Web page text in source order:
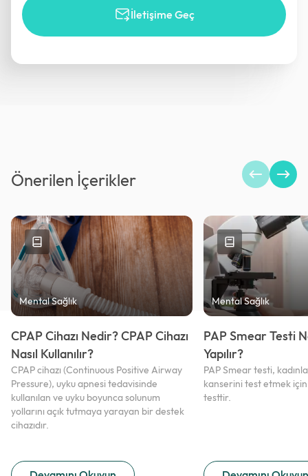
İletişime Geç
Önerilen İçerikler
Mental Sağlık
CPAP Cihazı Nedir? CPAP Cihazı
Nasıl Kullanılır?
CPAP cihazı (Continuous Positive Airway
Pressure), uyku apnesi tedavisinde
kullanılan ve uyku boyunca solunum
yollarını açık tutmaya yarayan bir destek
cihazıdır.
Mental Sağlık
PAP Smear Testi
Yapılır?
PAP Smear testi,
kanserini test etmek
testtir.